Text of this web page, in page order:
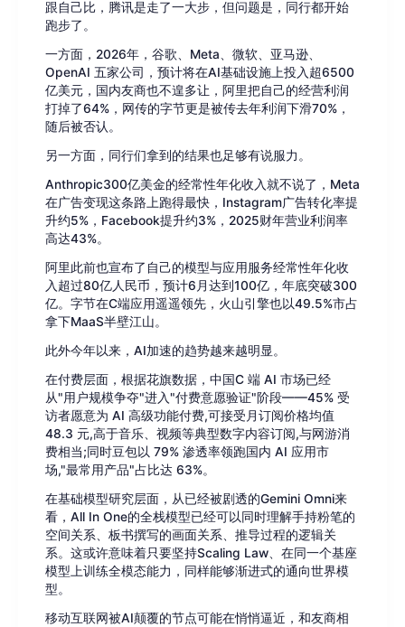
跟自己比，腾讯是走了一大步，但问题是，同行都开始
跑步了。
一方面，2026年，谷歌、Meta、微软、亚马逊、
OpenAI 五家公司，预计将在AI基础设施上投入超6500
亿美元，国内友商也不遑多让，阿里把自己的经营利润
打掉了64%，网传的字节更是被传去年利润下滑70%，
随后被否认。
另一方面，同行们拿到的结果也足够有说服力。
Anthropic300亿美金的经常性年化收入就不说了，Meta
在广告变现这条路上跑得最快，Instagram广告转化率提
升约5%，Facebook提升约3%，2025财年营业利润率
高达43%。
阿里此前也宣布了自己的模型与应用服务经常性年化收
入超过80亿人民币，预计6月达到100亿，年底突破300
亿。字节在C端应用遥遥领先，火山引擎也以49.5%市占
拿下MaaS半壁江山。
此外今年以来，AI加速的趋势越来越明显。
在付费层面，根据花旗数据，中国C 端 AI 市场已经
从"用户规模争夺"进入"付费意愿验证"阶段——45% 受
访者愿意为 AI 高级功能付费,可接受月订阅价格均值
48.3 元,高于音乐、视频等典型数字内容订阅,与网游消
费相当;同时豆包以 79% 渗透率领跑国内 AI 应用市
场,"最常用产品"占比达 63%。
在基础模型研究层面，从已经被剧透的Gemini Omni来
看，All In One的全栈模型已经可以同时理解手持粉笔的
空间关系、板书撰写的画面关系、推导过程的逻辑关
系。这或许意味着只要坚持Scaling Law、在同一个基座
模型上训练全模态能力，同样能够渐进式的通向世界模
型。
移动互联网被AI颠覆的节点可能在悄悄逼近，和友商相